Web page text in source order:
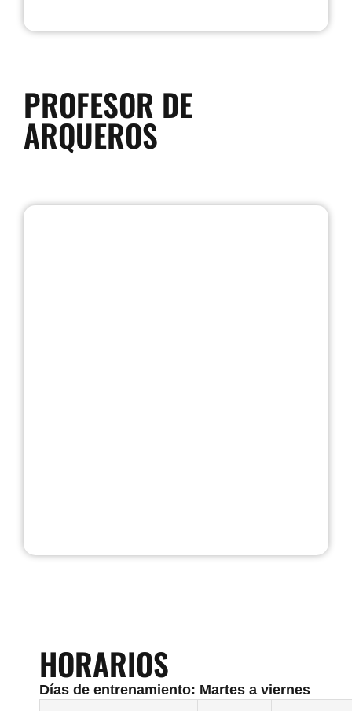
PROFESOR DE
ARQUEROS
HORARIOS
Días de entrenamiento: Martes a viernes